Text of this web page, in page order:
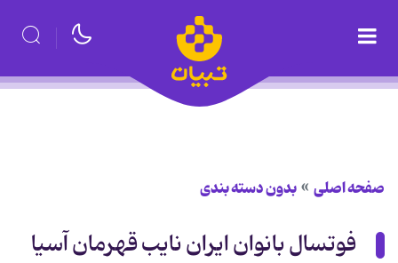
صفحه اصلی بدون دسته بندی
فوتسال بانوان ایران نایب قهرمان آسیا